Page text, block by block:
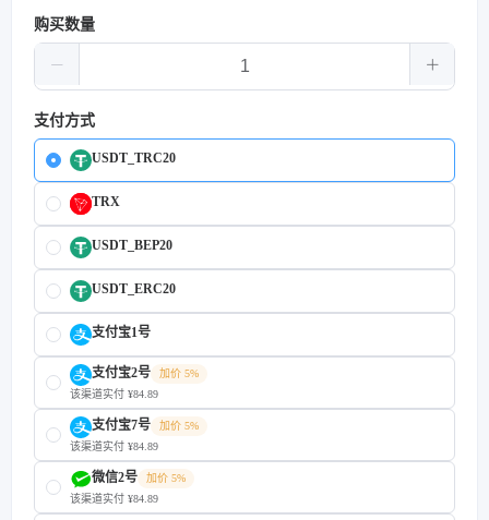
购买数量
支付方式
USDT_TRC20
TRX
USDT_BEP20
USDT_ERC20
支付宝1号
支付宝2号
加价 5%
该渠道实付 ¥84.89
支付宝7号
加价 5%
该渠道实付 ¥84.89
微信2号
加价 5%
该渠道实付 ¥84.89